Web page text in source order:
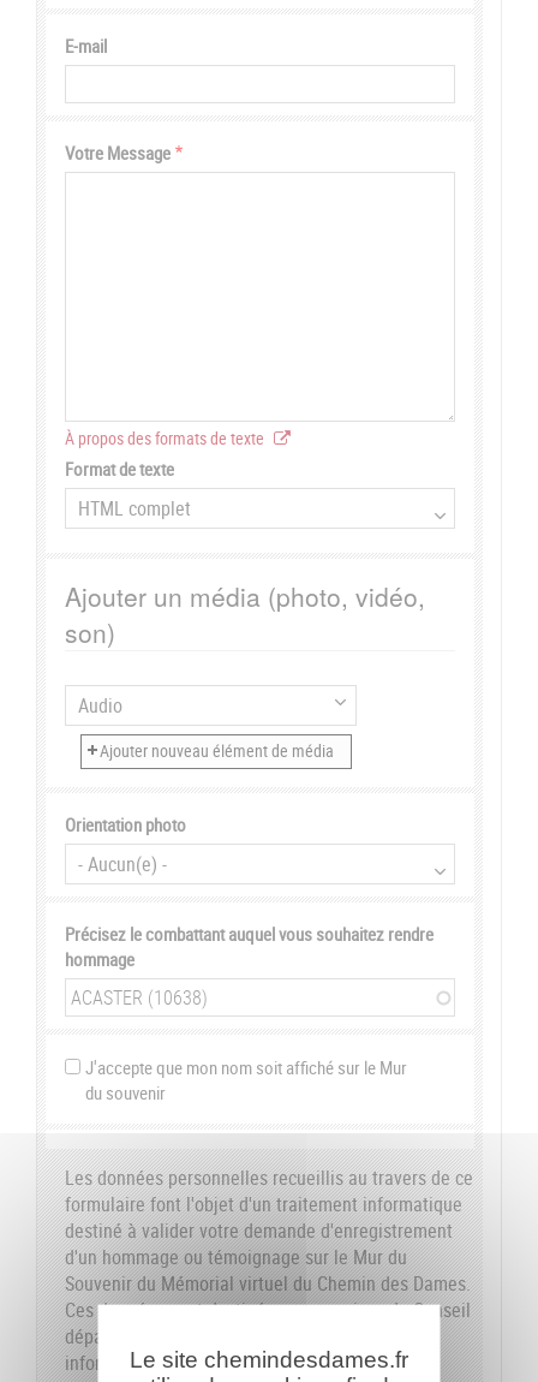
E-mail
Votre Message
À propos des formats de texte
Format de texte
Ajouter un média (photo, vidéo,
son)
Orientation photo
Précisez le combattant auquel vous souhaitez rendre
hommage
J'accepte que mon nom soit affiché sur le Mur
du souvenir
Les données personnelles recueillis au travers de ce
formulaire font l'objet d'un traitement informatique
destiné à valider votre demande d'enregistrement
d'un hommage ou témoignage sur le Mur du
Souvenir du Mémorial virtuel du Chemin des Dames.
Ces données sont destinées aux services du Conseil
départemental de l'Aisne. Conformément à la loi
informatique et libertés du 6 janvier 1978, nous
Le site chemindesdames.fr